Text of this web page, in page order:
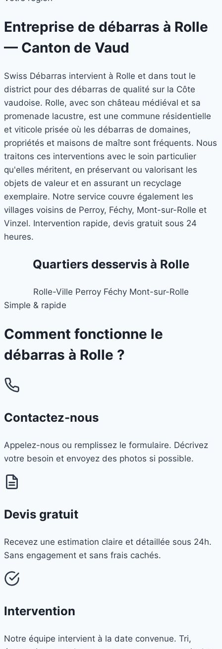
Entreprise de débarras à Rolle
— Canton de Vaud
Swiss Débarras intervient à Rolle et dans tout le
district pour des débarras de qualité sur la Côte
vaudoise. Rolle, avec son château médiéval et sa
promenade lacustre, est une commune résidentielle
et viticole prisée où les débarras de domaines,
propriétés et maisons de maître sont fréquents. Nous
traitons ces interventions avec le soin particulier
qu'elles méritent, en préservant ou valorisant les
objets de valeur et en assurant un recyclage
exemplaire. Notre service couvre également les
villages voisins de Perroy, Féchy, Mont-sur-Rolle et
Vinzel. Intervention rapide, devis gratuit sous 24
heures.
Quartiers desservis à Rolle
Rolle-Ville Perroy Féchy Mont-sur-Rolle
Simple & rapide
Comment fonctionne le
débarras à Rolle ?
Contactez-nous
Appelez-nous ou remplissez le formulaire. Décrivez
votre besoin et envoyez des photos si possible.
Devis gratuit
Recevez une estimation claire et détaillée sous 24h.
Sans engagement et sans frais cachés.
Intervention
Notre équipe intervient à la date convenue. Tri,